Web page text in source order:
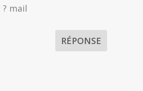
mail
RÉPONSE